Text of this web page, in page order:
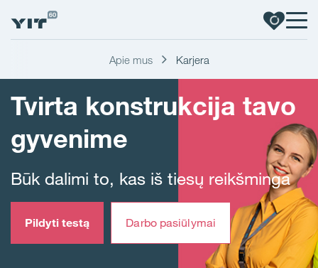
Apie mus Karjera
Tvirta konstrukcija tavo
gyvenime
Būk dalimi to, kas iš tiesų reikšminga
Pildyti testą Darbo pasiūlymai